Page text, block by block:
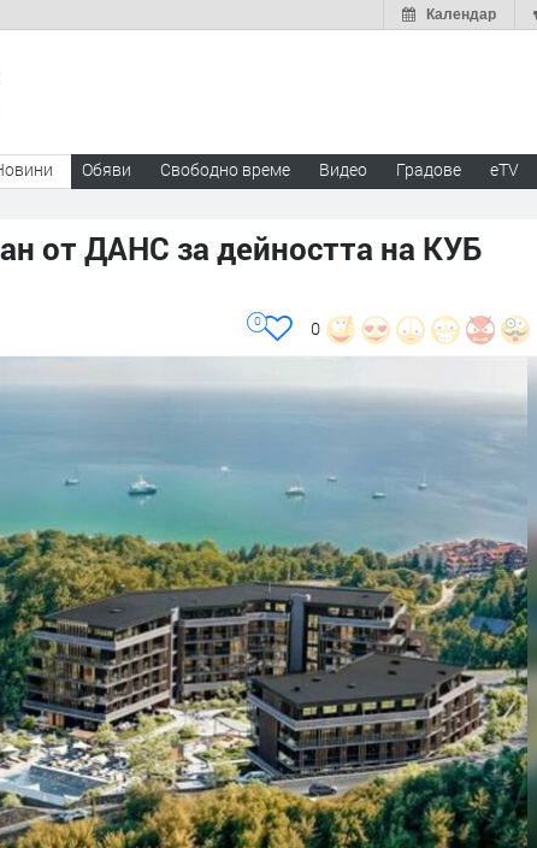
Календар
Обяви Свободно време Видео Градове eTV
от ДАНС за дейността на КУБ
0
0